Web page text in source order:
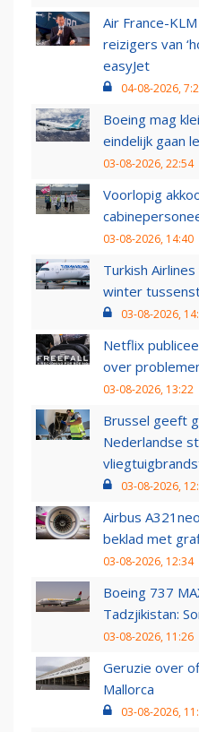
Air France-
reizigers van
easyJet
04-08-2026,
Boeing mag
eindelijk gaan
03-08-2026, 22:54
Voorlopig
03-08-2026, 14:40
Turkish
winter
03-08-2026,
Netflix
over
03-08-2026, 13:22
Brussel geeft
Nederlandse
03-08-2026,
Airbus
beklad met
03-08-2026, 12:34
Boeing 737
Tadzjikistan:
03-08-2026, 11:26
Geruzie over
Mallorca
03-08-2026,